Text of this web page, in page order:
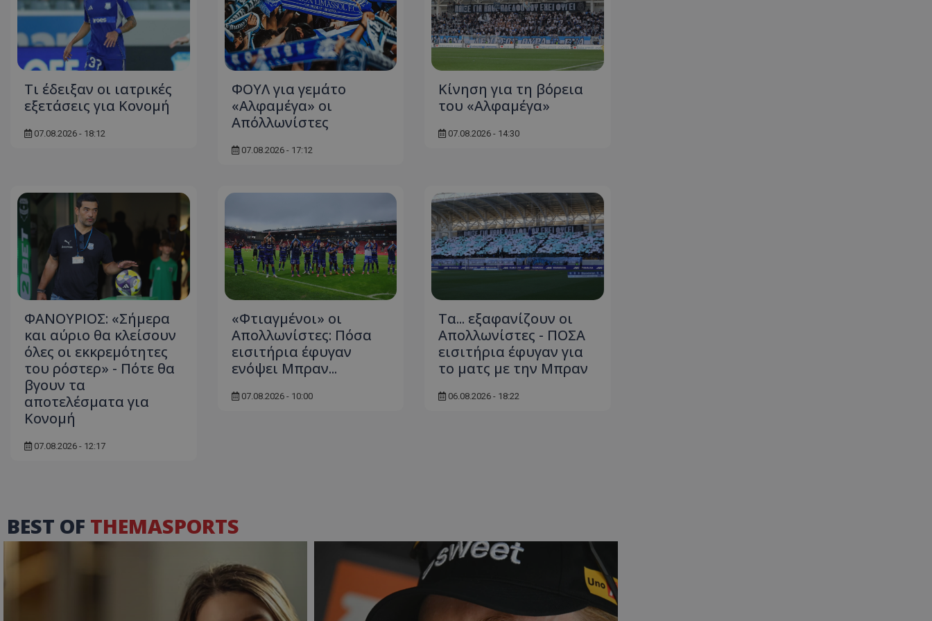
Τι έδειξαν οι ιατρικές
εξετάσεις για Κονομή
07.08.2026 - 18:12
ΦΟΥΛ για γεμάτο
«Αλφαμέγα» οι
Απόλλωνίστες
07.08.2026 - 17:12
Κίνηση για τη βόρεια
του «Αλφαμέγα»
07.08.2026 - 14:30
ΦΑΝΟΥΡΙΟΣ: «Σήμερα
και αύριο θα κλείσουν
όλες οι εκκρεμότητες
του ρόστερ» - Πότε θα
βγουν τα
αποτελέσματα για
Κονομή
07.08.2026 - 12:17
«Φτιαγμένοι» οι
Απολλωνίστες: Πόσα
εισιτήρια έφυγαν
ενόψει Μπραν...
07.08.2026 - 10:00
Τα... εξαφανίζουν οι
Απολλωνίστες - ΠΟΣΑ
εισιτήρια έφυγαν για
το ματς με την Μπραν
06.08.2026 - 18:22
BEST OF THEMASPORTS